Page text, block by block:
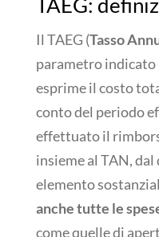
Il TAEG (Tasso
parametro indicato
esprime il costo
conto del periodo
effettuato il
insieme al TAN,
elemento
anche tutte le
come quelle di